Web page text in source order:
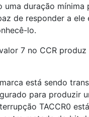
uma duração mínima
de responder a ele
lo.
7 no CCR
está sendo
para produzir
TACCR0